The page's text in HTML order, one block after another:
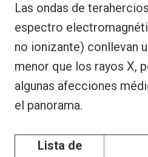
Las ondas de
espectro
no ionizante) conllevan
menor que los rayos X,
algunas afecciones
el panorama.
Lista de